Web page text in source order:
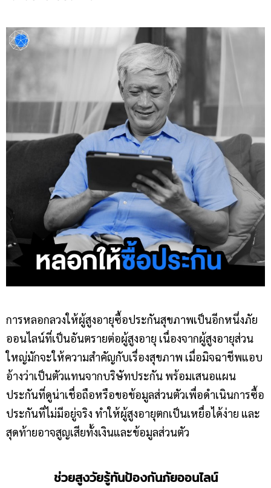
การหลอกลวงให้ผู้สูงอายุซื้อประกันสุขภาพเป็นอีกหนึ่งภัย
ออนไลน์ที่เป็นอันตรายต่อผู้สูงอายุ เนื่องจากผู้สูงอายุส่วน
ใหญ่มักจะให้ความสำคัญกับเรื่องสุขภาพ เมื่อมิจฉาชีพแอบ
อ้างว่าเป็นตัวแทนจากบริษัทประกัน พร้อมเสนอแผน
ประกันที่ดูน่าเชื่อถือหรือขอข้อมูลส่วนตัวเพื่อดำเนินการซื้อ
ประกันที่ไม่มีอยู่จริง ทำให้ผู้สูงอายุตกเป็นเหยื่อได้ง่าย และ
สุดท้ายอาจสูญเสียทั้งเงินและข้อมูลส่วนตัว
ช่วยสูงวัยรู้ทันป้องกันภัยออนไลน์